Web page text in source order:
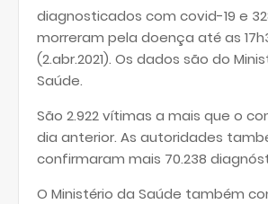
diagnosticados com covid-19 e
morreram pela doença até as
(2.abr.2021). Os dados são do
Saúde.
São 2.922 vítimas a mais que o
dia anterior. As autoridades
confirmaram mais 70.238
O Ministério da Saúde também